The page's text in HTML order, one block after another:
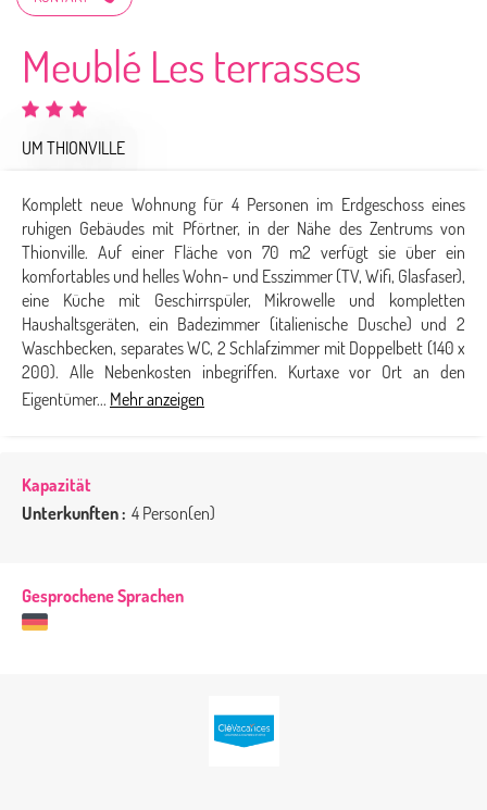
Meublé Les terrasses
UM THIONVILLE
Komplett neue Wohnung für 4 Personen im Erdgeschoss eines
ruhigen Gebäudes mit Pförtner, in der Nähe des Zentrums von
Thionville. Auf einer Fläche von 70 m2 verfügt sie über ein
komfortables und helles Wohn- und Esszimmer (TV, Wifi, Glasfaser),
eine Küche mit Geschirrspüler, Mikrowelle und kompletten
Haushaltsgeräten, ein Badezimmer (italienische Dusche) und 2
Waschbecken, separates WC, 2 Schlafzimmer mit Doppelbett (140 x
200). Alle Nebenkosten inbegriffen. Kurtaxe vor Ort an den
Eigentümer... Mehr anzeigen
Kapazität
Unterkunften : 4 Person(en)
Gesprochene Sprachen